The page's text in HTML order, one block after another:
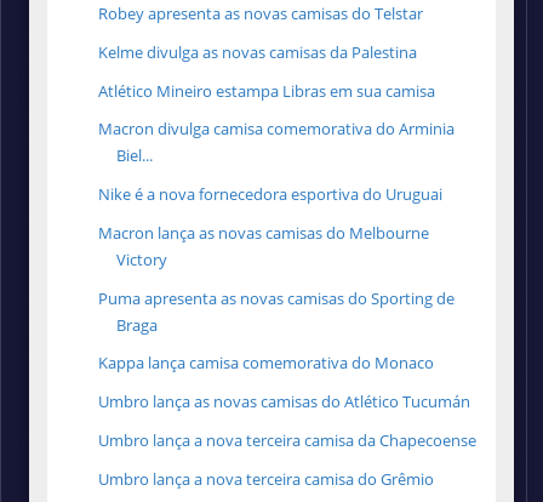
Robey apresenta as novas camisas do Telstar
Kelme divulga as novas camisas da Palestina
Atlético Mineiro estampa Libras em sua camisa
Macron divulga camisa comemorativa do Arminia
Biel...
Nike é a nova fornecedora esportiva do Uruguai
Macron lança as novas camisas do Melbourne
Victory
Puma apresenta as novas camisas do Sporting de
Braga
Kappa lança camisa comemorativa do Monaco
Umbro lança as novas camisas do Atlético Tucumán
Umbro lança a nova terceira camisa da Chapecoense
Umbro lança a nova terceira camisa do Grêmio